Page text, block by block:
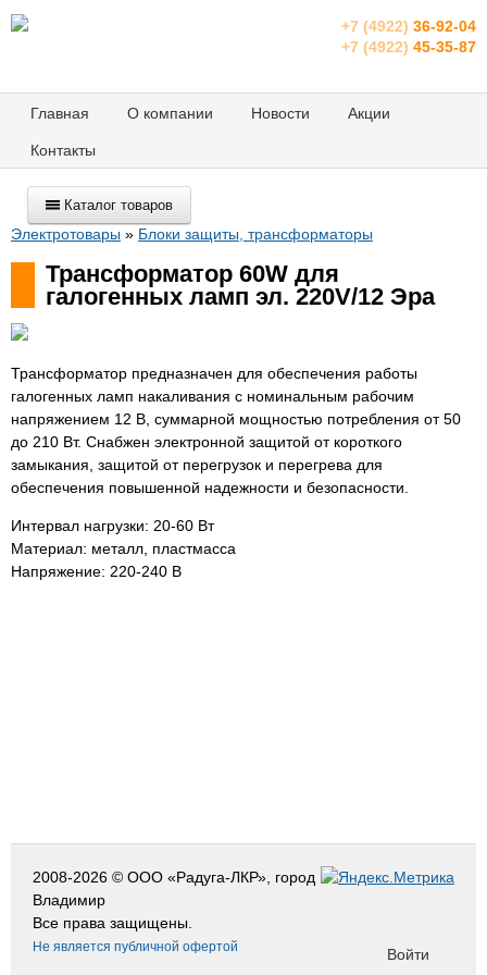
+7 (4922) 36-92-04
+7 (4922) 45-35-87
Главная О компании Новости Акции
Контакты
Каталог товаров
Электротовары » Блоки защиты, трансформаторы
Трансформатор 60W для
галогенных ламп эл. 220V/12 Эра
Трансформатор предназначен для обеспечения работы
галогенных ламп накаливания с номинальным рабочим
напряжением 12 В, суммарной мощностью потребления от 50
до 210 Вт. Снабжен электронной защитой от короткого
замыкания, защитой от перегрузок и перегрева для
обеспечения повышенной надежности и безопасности.
Интервал нагрузки: 20-60 Вт
Материал: металл, пластмасса
Напряжение: 220-240 В
2008-2026 © ООО «Радуга-ЛКР», город
Владимир
Все права защищены.
Не является публичной офертой Войти